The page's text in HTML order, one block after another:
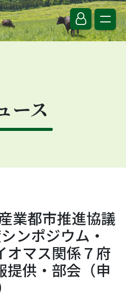
ース
業都市推進協議
ンポジウム・
オマス関係７府
提供・部会（申